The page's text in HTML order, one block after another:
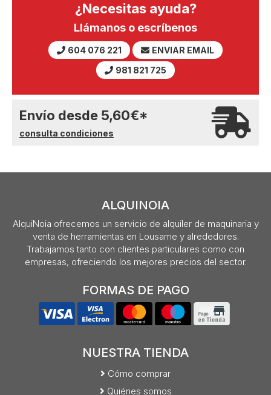
¿Necesitas ayuda?
Llámanos o escríbenos
604 076 221
ENVIAR EMAIL
981 821 725
Envío desde 5,60€*
consulta condiciones
ALQUINOIA
AlquiNoia ofrecemos un servicio de alquiler de maquinaria y
venta de herramientas en Lousame y alrededores.
Trabajamos tanto con clientes particulares como con
empresas, ofreciendo los mejores precios del sector.
FORMAS DE PAGO
NUESTRA TIENDA
Cómo comprar
Quiénes somos